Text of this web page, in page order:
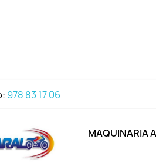
978 83 17 06
MAQUINARIA